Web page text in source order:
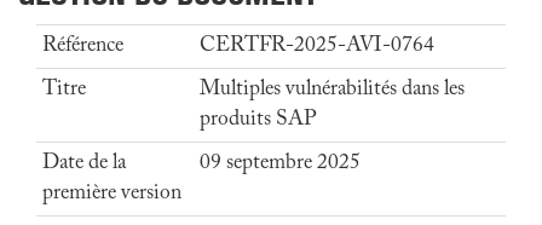
Référence
CERTFR-2025-AVI-0764
Titre
Multiples vulnérabilités dans les
produits SAP
Date de la
première version
09 septembre 2025